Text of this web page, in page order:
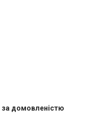
за домовленістю